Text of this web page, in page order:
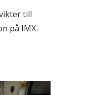
till
på IMX-